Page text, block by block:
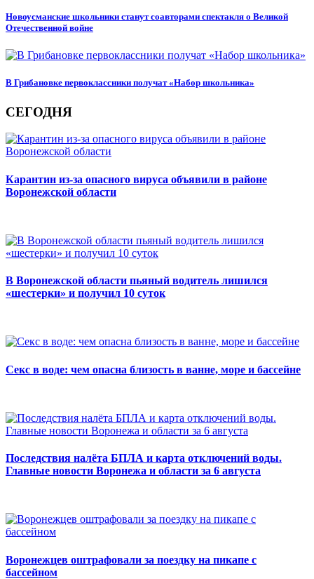
Новоусманские школьники станут соавторами спектакля о Великой
Отечественной войне
В Грибановке первоклассники получат «Набор школьника»
СЕГОДНЯ
Карантин из-за опасного вируса объявили в районе
Воронежской области
В Воронежской области пьяный водитель лишился
«шестерки» и получил 10 суток
Секс в воде: чем опасна близость в ванне, море и бассейне
Последствия налёта БПЛА и карта отключений воды.
Главные новости Воронежа и области за 6 августа
Воронежцев оштрафовали за поездку на пикапе с
бассейном